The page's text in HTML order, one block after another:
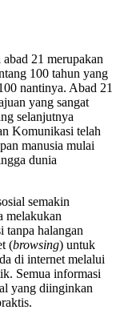
21 merupakan
100 tahun yang
nantinya. Abad 21
yang sangat
selanjutnya
Komunikasi telah
manusia mulai
dunia
semakin
melakukan
tanpa halangan
(browsing) untuk
di internet melalui
Semua informasi
yang diinginkan